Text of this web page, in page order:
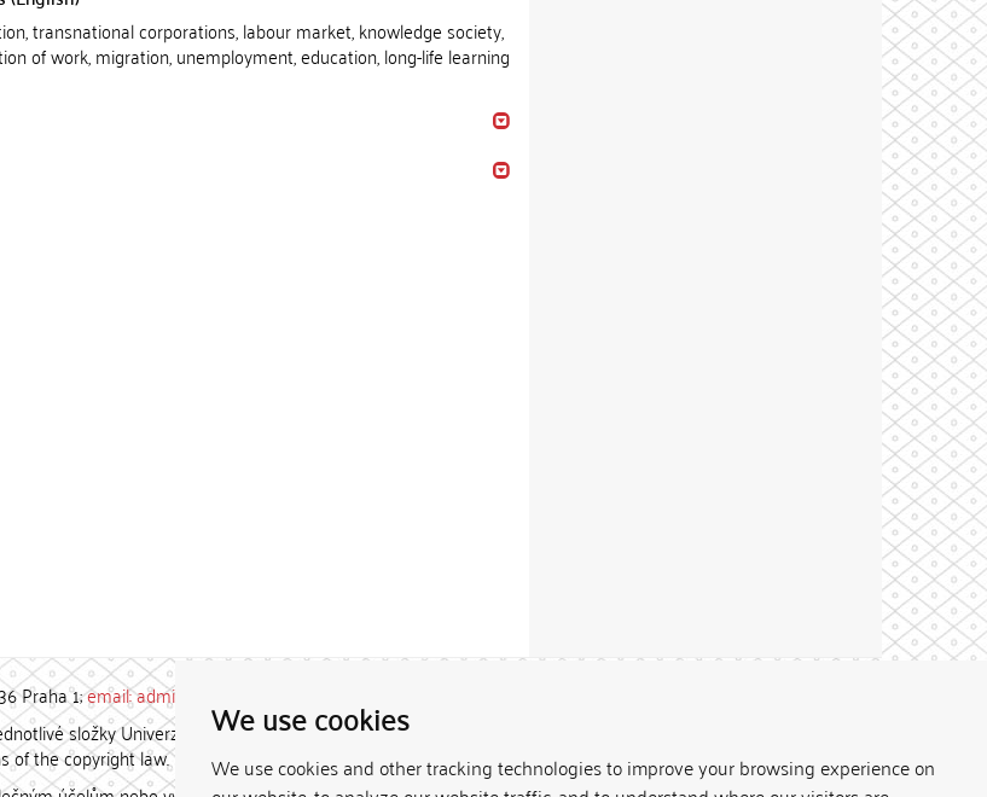
We use cookies
We use cookies and other tracking technologies to improve your browsing experience on
transnational corporations, labour market, knowledge society,
of work, migration, unemployment, education, long-life learning
Praha 1;email: admin-repozitar [at] cuni.cz
složky Univerzity Karlovy. / Each constituent
of the copyright law.